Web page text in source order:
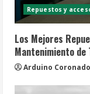
Repuestos y
Los Mejores
Mantenimiento de
Arduino Coronado